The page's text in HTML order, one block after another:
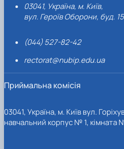
03041, Україна, м. Київ,
вул. Героїв Оборони, буд.
(044) 527-82-42
rectorat@nubip.edu.ua
Приймальна комісія
03041, Україна, м. Київ вул.
навчальний корпус № 1, кімната